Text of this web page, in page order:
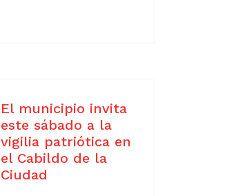
El municipio invita
este sábado a la
vigilia patriótica en
el Cabildo de la
Ciudad